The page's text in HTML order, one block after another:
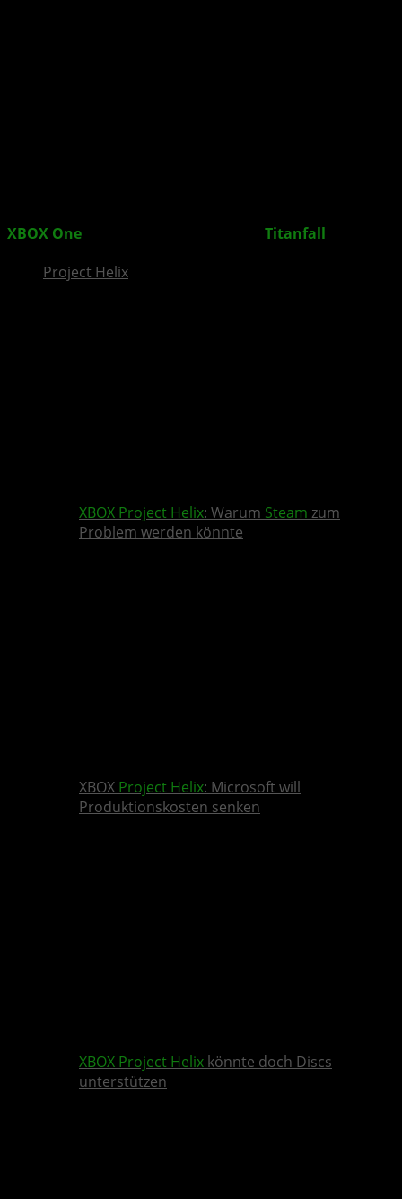
XBOX One Titanfall
Project Helix
XBOX Project Helix: Warum Steam zum
Problem werden könnte
XBOX Project Helix: Microsoft will
Produktionskosten senken
XBOX Project Helix könnte doch Discs
unterstützen